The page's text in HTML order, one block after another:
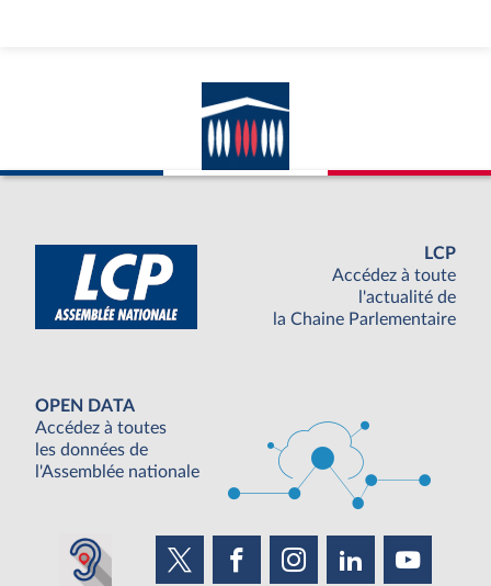
LCP
Accédez à toute
l'actualité de
la Chaine Parlementaire
OPEN DATA
Accédez à toutes
les données de
l'Assemblée nationale